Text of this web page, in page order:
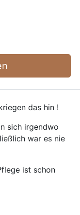
das hin !
sich irgendwo
war es nie
ist schon